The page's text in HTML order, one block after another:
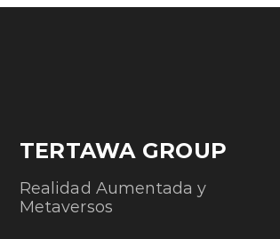
TERTAWA GROUP
Realidad Aumentada y
Metaversos